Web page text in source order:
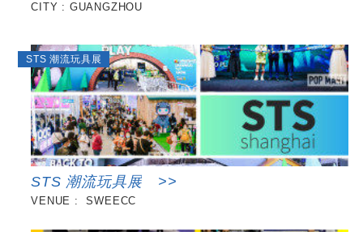
会
CITY : GUANGZHOU
STS 潮流玩具展
STS 潮流玩具展 >>
VENUE : SWEECC